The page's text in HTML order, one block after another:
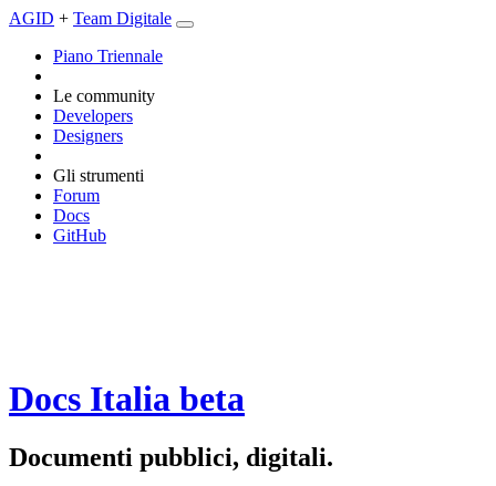
AGID + Team Digitale
Piano Triennale
Le community
Developers
Designers
Gli strumenti
Forum
Docs
GitHub
Docs Italia beta
Documenti pubblici, digitali.